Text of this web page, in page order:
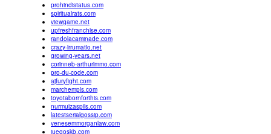
prohindistatus.com
spiritualrats.com
viewgame.net
upfreshfranchise.com
randolacaminade.com
crazy-irrumatio.net
growing-years.net
corinneb-arthurimmo.com
pro-du-code.com
ajfuryfight.com
marchempls.com
toyotabornforthis.com
nurmuizaspils.com
latestserialgossip.com
venesemmorganlaw.com
juegoskb.com